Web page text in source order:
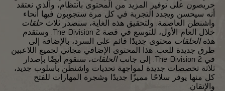
حريصون على توفير المزيد من المحتوى بانتظام، والذي نعتقد
أنه سيحسن ويجدد التجربة في كل مرة ستجوبون فيها أنحاء
واشنطن العاصمة. ولتحقيق هذه الغاية، سنصدر ثلاث حلقات
خلال العام الأول، للتوسع في قصة The Division 2. وستقدم
هذهالحلقات محتوى جديدًا قائم على السرد، بالإضافة إلى
طرق جديدة للعب. هذا المحتوى الإضافي مجاني لجميع اللاعبين
في The Division 2. إلى جانب
الحلقات، سنقوم أيضًا بإصدار
ثلاثة تخصصات جديدة لمواجهة تحديات واشنطن بأسلوب جديد،
كل منها يوفر سلاحًا مميزًا جديدًا وشجرة المهارات للفتح
والإتقان.